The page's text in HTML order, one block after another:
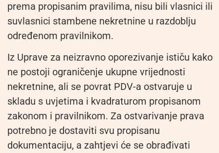
prema propisanim pravilima, nisu bili vlasnici ili
suvlasnici stambene nekretnine u razdoblju
određenom pravilnikom.
Iz Uprave za neizravno oporezivanje ističu kako
ne postoji ograničenje ukupne vrijednosti
nekretnine, ali se povrat PDV-a ostvaruje u
skladu s uvjetima i kvadraturom propisanom
zakonom i pravilnikom. Za ostvarivanje prava
potrebno je dostaviti svu propisanu
dokumentaciju, a zahtjevi će se obrađivati